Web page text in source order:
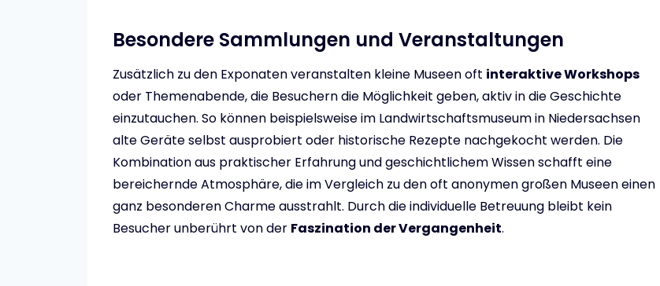
Besondere Sammlungen und Veranstaltungen
Zusätzlich zu den Exponaten veranstalten kleine Museen oft interaktive Workshops
oder Themenabende, die Besuchern die Möglichkeit geben, aktiv in die Geschichte
einzutauchen. So können beispielsweise im Landwirtschaftsmuseum in Niedersachsen
alte Geräte selbst ausprobiert oder historische Rezepte nachgekocht werden. Die
Kombination aus praktischer Erfahrung und geschichtlichem Wissen schafft eine
bereichernde Atmosphäre, die im Vergleich zu den oft anonymen großen Museen einen
ganz besonderen Charme ausstrahlt. Durch die individuelle Betreuung bleibt kein
Besucher unberührt von der Faszination der Vergangenheit.